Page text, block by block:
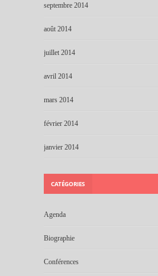
septembre 2014
août 2014
juillet 2014
avril 2014
mars 2014
février 2014
janvier 2014
CATÉGORIES
Agenda
Biographie
Conférences